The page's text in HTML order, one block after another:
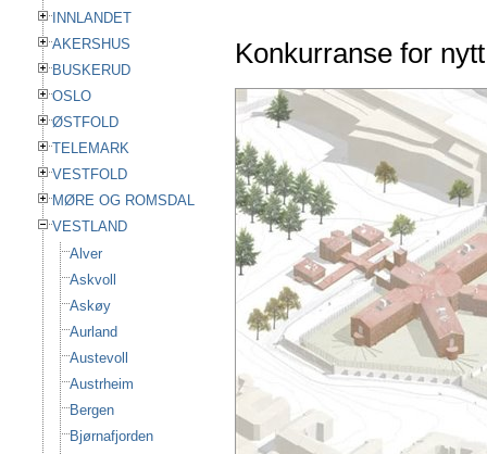
INNLANDET
AKERSHUS
BUSKERUD
OSLO
ØSTFOLD
TELEMARK
VESTFOLD
MØRE OG ROMSDAL
VESTLAND
Alver
Askvoll
Askøy
Aurland
Austevoll
Austrheim
Bergen
Bjørnafjorden
Konkurranse for